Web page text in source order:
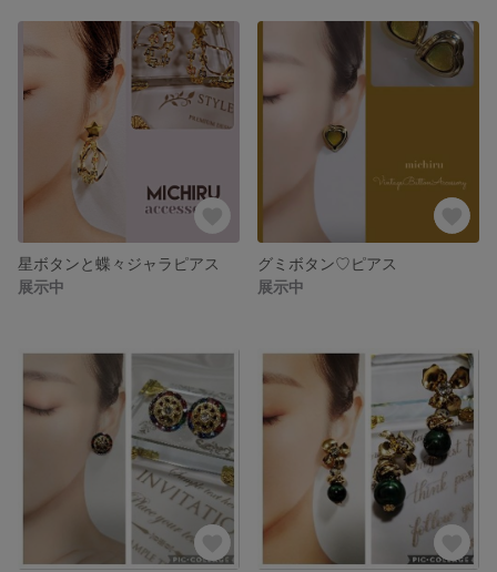
星ボタンと蝶々ジャラピアス
展示中
グミボタン♡ピアス
展示中